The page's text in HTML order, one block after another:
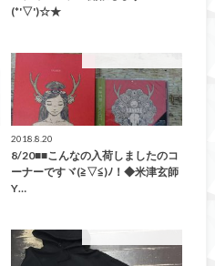
(*'▽')☆★
2018.8.20
8/20■■こんなの入荷しましたのコ
ーナーですヾ(≧▽≦)ﾉ！◆米津玄師
Y…